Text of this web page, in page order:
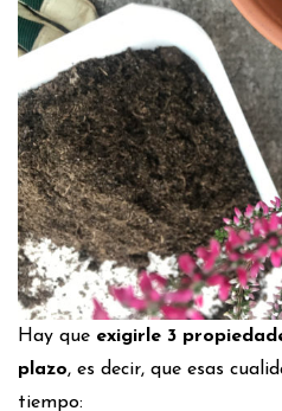
Hay que exigirle 3
plazo, es decir, que esas
tiempo: